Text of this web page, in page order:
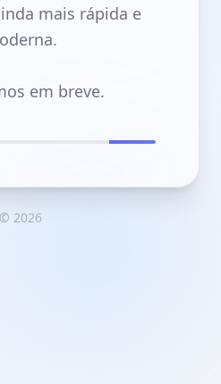
mais rápida e
em breve.
© 2026